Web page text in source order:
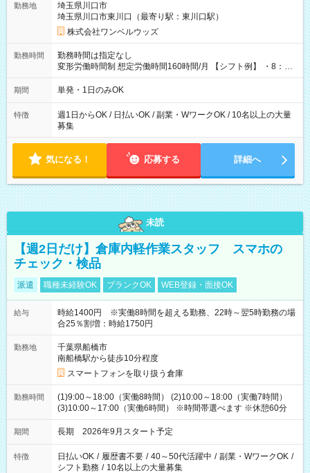
勤務地
埼玉県川口市
埼玉県川口市東川口（最寄り駅：東川口駅）
株式会社ワンベルウッズ
勤務時間
勤務時間は指定なし
変形労働時間制 想定労働時間160時間/月 【シフト例】 ・8：00
～21：00
期間 単発・1日のみOK
特徴
週1日からOK / 日払いOK / 副業・WワークOK / 10名以上の大量
募集
気になる！ 応募する 詳細へ
未読
【週2日だけ】倉庫内軽作業スタッフ スマホの
チェック・検品
派遣 職種未経験OK ブランクOK WEB登録・面接OK
給与
時給1400円 ※実働8時間を超える勤務、22時～翌5時勤務の場
合25％割増：時給1750円
勤務地
千葉県船橋市
南船橋駅から徒歩10分程度
スマートフォンを取り扱う倉庫
勤務時間
(1)9:00～18:00（実働8時間） (2)10:00～18:00（実働7時間）
(3)10:00～17:00（実働6時間） ※時間帯選べます ※休憩60分
期間 長期 2026年9月スタート予定
特徴 日払いOK / 履歴書不要 / 40～50代活躍中 / 副業・WワークOK /
シフト勤務 / 10名以上の大量募集